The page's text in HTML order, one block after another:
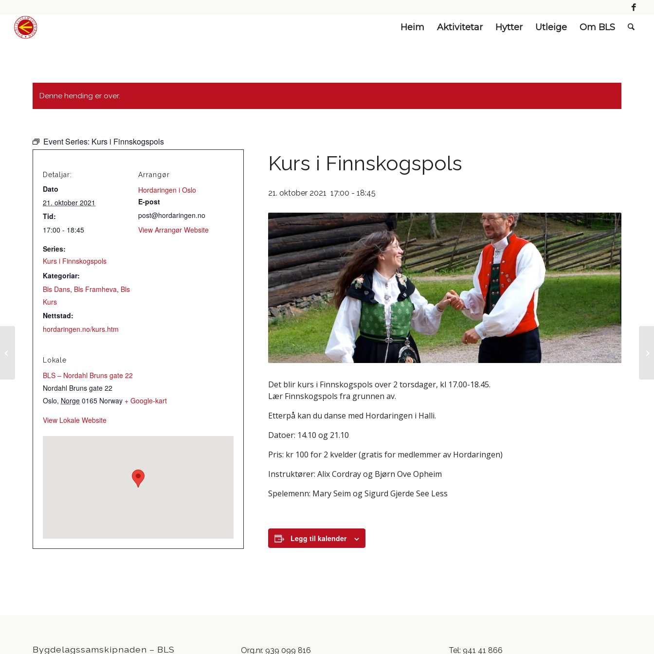
Heim Aktivitetar Hytter Utleige Om BLS
Denne hending er over.
Event Series: Kurs i Finnskogspols
Kurs i Finnskogspols
21. oktober 2021 17:00 - 18:45
Det blir kurs i Finnskogspols over 2 torsdager, kl 17.00-18.45.
Lær Finnskogspols fra grunnen av.
Etterpå kan du danse med Hordaringen i Halli.
Datoer: 14.10 og 21.10
Pris: kr 100 for 2 kvelder (gratis for medlemmer av Hordaringen)
Instruktører: Alix Cordray og Bjørn Ove Opheim
Spelemenn: Mary Seim og Sigurd Gjerde See Less
Legg til kalender
Detaljar:
Dato
21. oktober 2021
Tid:
17:00 - 18:45
Series:
Kurs i Finnskogspols
Kategoriar:
Bls Dans, Bls Framheva, Bls
Kurs
Nettstad:
hordaringen.no/kurs.htm
Arrangør
Hordaringen i Oslo
E-post
post@hordaringen.no
View Arrangør Website
Lokale
BLS – Nordahl Bruns gate 22
Nordahl Bruns gate 22
Oslo, Norge 0165 Norway + Google-kart
View Lokale Website
Bygdelagssamskipnaden – BLS Org.nr. 939 099 816 Tel: 941 41 866